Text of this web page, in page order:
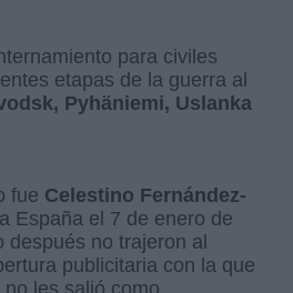
para civiles
etapas de la guerra al
Pyhäniemi, Uslanka
fue Celestino Fernández-
España el 7 de enero de
después no trajeron al
publicitaria con la que
les salió como